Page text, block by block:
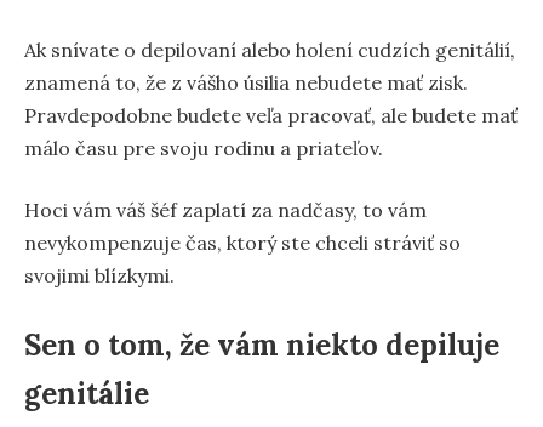
Ak snívate o depilovaní alebo holení cudzích genitálií,
znamená to, že z vášho úsilia nebudete mať zisk.
Pravdepodobne budete veľa pracovať, ale budete mať
málo času pre svoju rodinu a priateľov.
Hoci vám váš šéf zaplatí za nadčasy, to vám
nevykompenzuje čas, ktorý ste chceli stráviť so
svojimi blízkymi.
Sen o tom, že vám niekto depiluje
genitálie